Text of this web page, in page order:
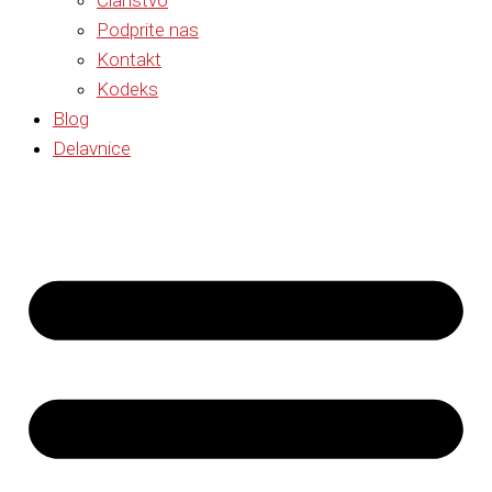
Podprite nas
Kontakt
Kodeks
Blog
Delavnice